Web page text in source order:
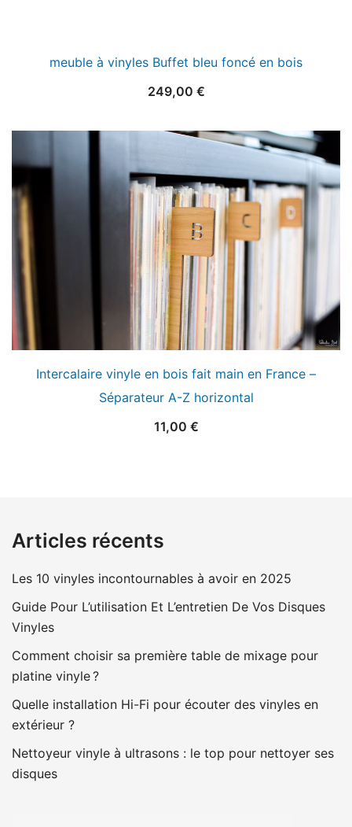
meuble à vinyles Buffet bleu foncé en bois
249,00 €
Intercalaire vinyle en bois fait main en France –
Séparateur A-Z horizontal
11,00 €
Articles récents
Les 10 vinyles incontournables à avoir en 2025
Guide Pour L’utilisation Et L’entretien De Vos Disques
Vinyles
Comment choisir sa première table de mixage pour
platine vinyle ?
Quelle installation Hi-Fi pour écouter des vinyles en
extérieur ?
Nettoyeur vinyle à ultrasons : le top pour nettoyer ses
disques